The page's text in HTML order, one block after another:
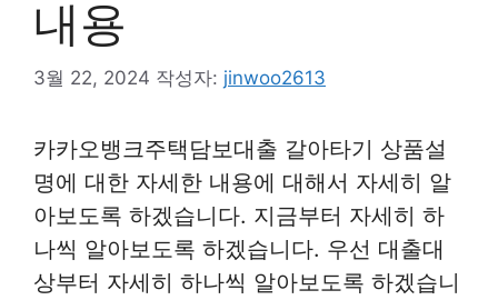
내용
3월 22, 2024 작성자: jinwoo2613
카카오뱅크주택담보대출 갈아타기 상품설
명에 대한 자세한 내용에 대해서 자세히 알
아보도록 하겠습니다. 지금부터 자세히 하
나씩 알아보도록 하겠습니다. 우선 대출대
상부터 자세히 하나씩 알아보도록 하겠습니